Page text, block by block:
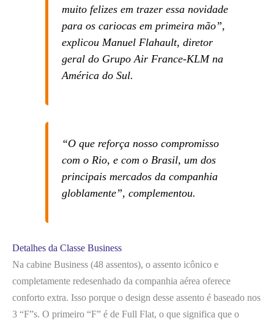
muito felizes em trazer essa novidade
para os cariocas em primeira mão”,
explicou Manuel Flahault, diretor
geral do Grupo Air France-KLM na
América do Sul.
“O que reforça nosso compromisso
com o Rio, e com o Brasil, um dos
principais mercados da companhia
globlamente”, complementou.
Detalhes da Classe Business
Na cabine Business (48 assentos), o assento icônico e
completamente redesenhado da companhia aérea oferece
conforto extra. Isso porque o design desse assento é baseado nos
3 “F”s. O primeiro “F” é de Full Flat, o que significa que o